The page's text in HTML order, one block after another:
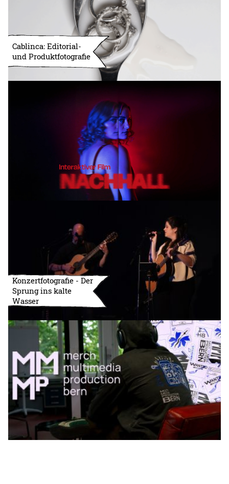
Cablinca: Editorial-
und Produktfotografie
Konzertfotografie - Der
Sprung ins kalte
Wasser